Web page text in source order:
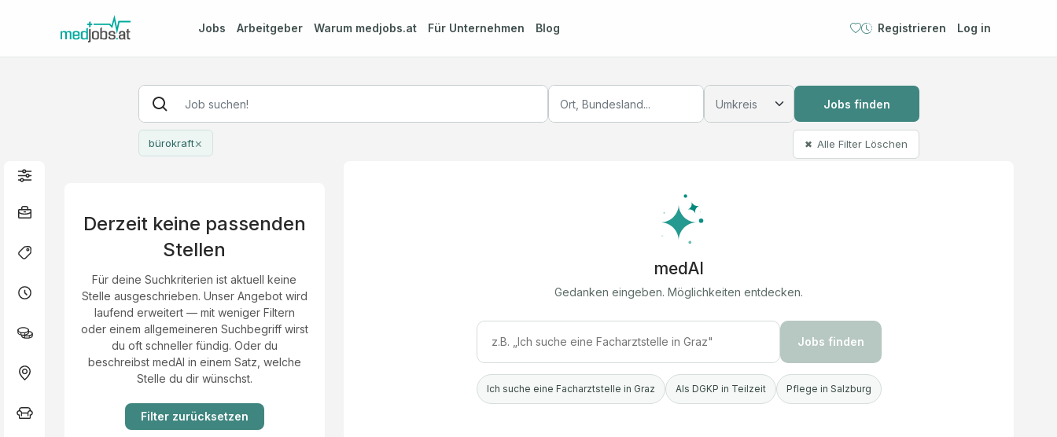
Jobs Arbeitgeber Warum medjobs.at Für Unternehmen Blog Registrieren Log in
Jobs finden
bürokraft× ✖ Alle Filter Löschen
Derzeit keine passenden
Stellen
Für deine Suchkriterien ist aktuell keine
Stelle ausgeschrieben. Unser Angebot wird
laufend erweitert — mit weniger Filtern
oder einem allgemeineren Suchbegriff wirst
du oft schneller fündig. Oder du
beschreibst medAI in einem Satz, welche
Stelle du dir wünschst.
Filter zurücksetzen
medAI
Gedanken eingeben. Möglichkeiten entdecken.
Jobs finden
Ich suche eine Facharztstelle in Graz Als DGKP in Teilzeit Pflege in Salzburg